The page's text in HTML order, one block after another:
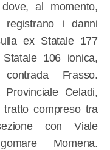
al momento,
i danni
ex Statale 177
106 ionica,
Frasso.
Celadi,
compreso tra
con Viale
Momena.